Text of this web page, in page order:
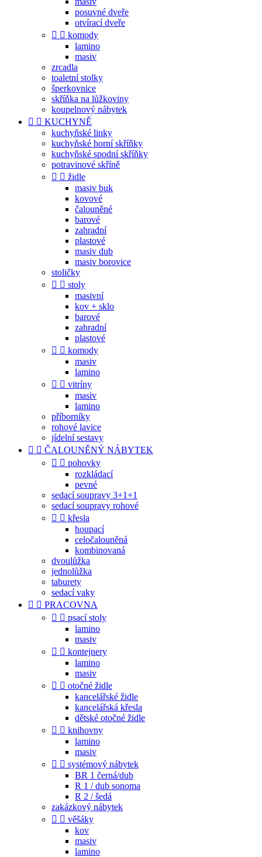
posuvné dveře
otvírací dveře
  komody
lamino
masiv
zrcadla
toaletní stolky
šperkovnice
skříňka na lůžkoviny
koupelnový nábytek
  KUCHYNĚ
kuchyňské linky
kuchyňské horní skříňky
kuchyňské spodní skříňky
potravinové skříně
  židle
masiv buk
kovové
čalouněné
barové
zahradní
plastové
masiv dub
masiv borovice
stoličky
  stoly
masivní
kov + sklo
barové
zahradní
plastové
  komody
masiv
lamino
  vitríny
masiv
lamino
příborníky
rohové lavice
jídelní sestavy
  ČALOUNĚNÝ NÁBYTEK
  pohovky
rozkládací
pevné
sedací soupravy 3+1+1
sedací soupravy rohové
  křesla
houpací
celočalouněná
kombinovaná
dvoulůžka
jednolůžka
taburety
sedací vaky
  PRACOVNA
  psací stoly
lamino
masiv
  kontejnery
lamino
masiv
  otočné židle
kancelářské židle
kancelářská křesla
dětské otočné židle
  knihovny
lamino
masiv
  systémový nábytek
BR 1 černá/dub
R 1 / dub sonoma
R 2 / šedá
zakázkový nábytek
  věšáky
kov
masiv
lamino